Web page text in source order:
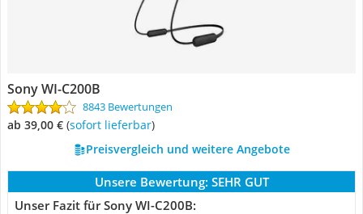
Sony WI-C200B
8843 Bewertungen
ab 39,00 € ( Sofort lieferbar)
Preisvergleich und weitere Angebote
Unsere Bewertung: SEHR GUT
Unser Fazit für Sony WI-C200B: